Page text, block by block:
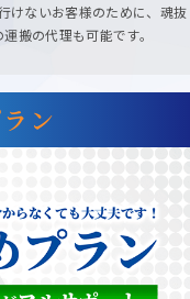
けないお客様のために、魂抜
搬の代理も可能です。
ン